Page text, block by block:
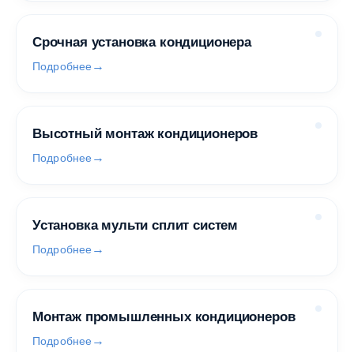
Срочная установка кондиционера
Подробнее
Высотный монтаж кондиционеров
Подробнее
Установка мульти сплит систем
Подробнее
Монтаж промышленных кондиционеров
Подробнее